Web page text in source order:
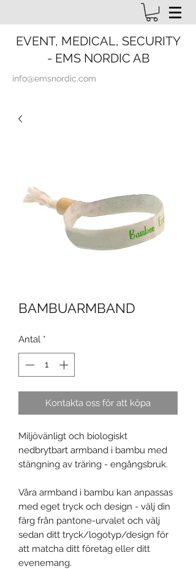
EVENT, MEDICAL, SECURITY
- EMS NORDIC AB
info@emsnordic.com
BAMBUARMBAND
Antal *
Kontakta oss för att köpa
Miljövänligt och biologiskt
nedbrytbart armband i bambu med
stängning av träring - engångsbruk.
Våra armband i bambu kan anpassas
med eget tryck och design - välj din
färg från pantone-urvalet och välj
sedan ditt tryck/logotyp/design för
att matcha ditt företag eller ditt
evenemang.